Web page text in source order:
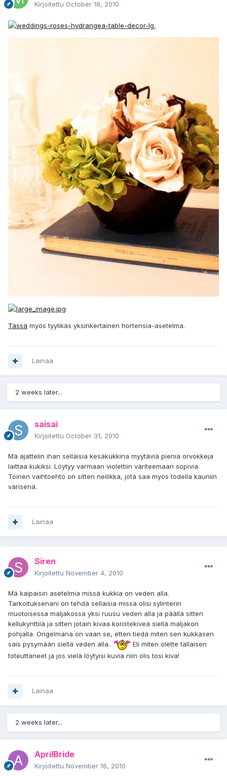
Kirjoitettu October 18, 2010
Tässä myös tyylikäs yksinkertainen hortensia-asetelma.
Lainaa
2 weeks later...
saisai
Kirjoitettu October 31, 2010
Mä ajattelin ihan sellaisia kesäkukkina myytäviä pieniä orvokkeja
laittaa kukiksi. Löytyy varmaan violettiin väriteemaan sopivia.
Toinen vaihtoehto on sitten neilikka, jota saa myös todella kauniin
värisenä.
Lainaa
Siren
Kirjoitettu November 4, 2010
Mä kaipaisin asetelmia missä kukkia on veden alla.
Tarkoituksenani on tehdä sellaisia missä olisi sylinterin
muotoisessa maljakossa yksi ruusu veden alla ja päällä sitten
kellukynttilä ja sitten jotain kivaa koristekiveä siellä maljakon
pohjalla. Ongelmana on vaan se, etten tiedä miten sen kukkasen
sais pysymään siellä veden alla..
Eli miten olette tällaisen
toteuttaneet ja jos vielä löytyisi kuvia niin olis tosi kiva!
Lainaa
2 weeks later...
AprilBride
Kirjoitettu November 16, 2010